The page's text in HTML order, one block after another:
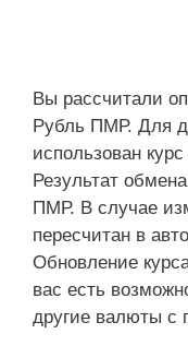
Вы рассчитали
Рубль ПМР. Для
использован
Результат
ПМР. В случае
пересчитан в
Обновление
вас есть
другие валюты